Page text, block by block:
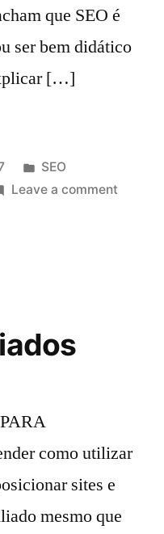
que SEO é
ser bem didático
[…]
Posted
in
SEO
Leave a commenton
como utilizar
sites e
mesmo que